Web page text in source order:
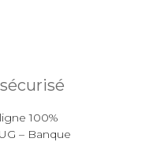
100%
– Banque